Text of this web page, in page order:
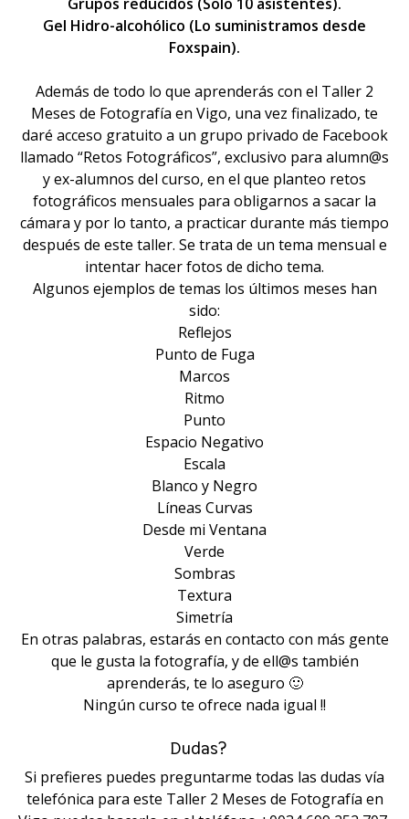
Gel Hidro-alcohólico (Lo suministramos desde
Foxspain).
Además de todo lo que aprenderás con el Taller 2
Meses de Fotografía en Vigo, una vez finalizado, te
daré acceso gratuito a un grupo privado de Facebook
llamado “Retos Fotográficos”, exclusivo para alumn@s
y ex-alumnos del curso, en el que planteo retos
fotográficos mensuales para obligarnos a sacar la
cámara y por lo tanto, a practicar durante más tiempo
después de este taller. Se trata de un tema mensual e
intentar hacer fotos de dicho tema.
Algunos ejemplos de temas los últimos meses han
sido:
Reflejos
Punto de Fuga
Marcos
Ritmo
Punto
Espacio Negativo
Escala
Blanco y Negro
Líneas Curvas
Desde mi Ventana
Verde
Sombras
Textura
Simetría
En otras palabras, estarás en contacto con más gente
que le gusta la fotografía, y de ell@s también
aprenderás, te lo aseguro 🙂
Ningún curso te ofrece nada igual !!
Dudas?⠀
Si prefieres puedes preguntarme todas las dudas vía
telefónica para este Taller 2 Meses de Fotografía en